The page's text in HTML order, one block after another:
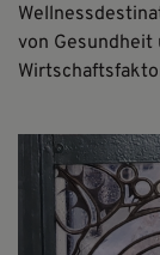
von Gesundheit